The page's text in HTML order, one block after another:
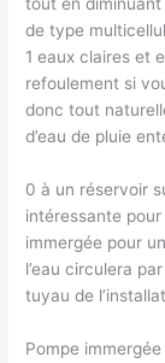
de type
1 eaux claires et
refoulement si
donc tout
d’eau de pluie
0 à un réservoir
intéressante pour
immergée pour
l’eau circulera
tuyau de
Pompe